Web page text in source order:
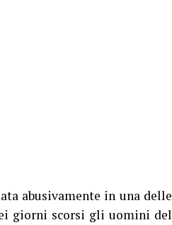
abusivamente in una delle
giorni scorsi gli uomini del